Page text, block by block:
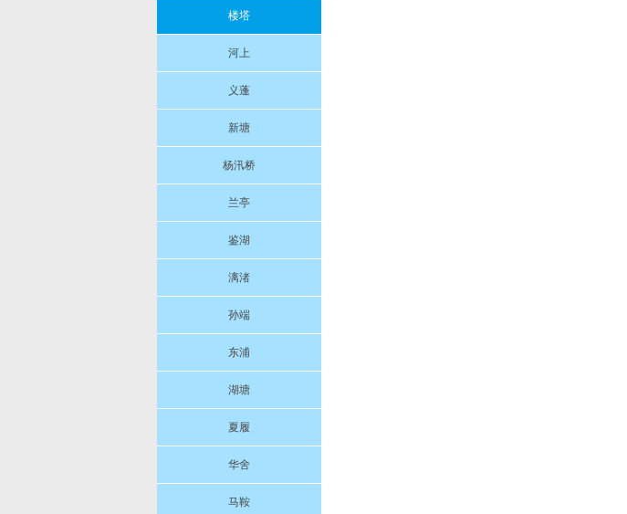
楼塔
河上
义蓬
新塘
杨汛桥
兰亭
鉴湖
漓渚
孙端
东浦
湖塘
夏履
华舍
马鞍